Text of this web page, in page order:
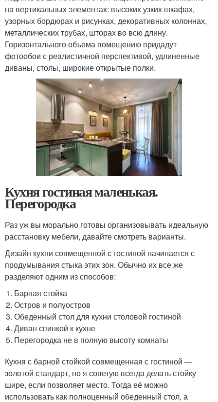
на вертикальных элементах: высоких узких шкафах,
узорных бордюрах и рисунках, декоративных колоннах,
металлических трубах, шторах во всю длину.
Горизонтального объема помещению придадут
фотообои с реалистичной перспективой, удлиненные
диваны, столы, широкие открытые полки.
Кухня гостиная маленькая.
Перегородка
Раз уж вы морально готовы организовывать идеальную
расстановку мебели, давайте смотреть варианты.
Дизайн кухни совмещенной с гостиной начинается с
продумывания стыка этих зон. Обычно их все же
разделяют одним из способов:
Барная стойка
Остров и полуостров
Обеденный стол для кухни столовой гостиной
Диван спинкой к кухне
Перегородка не в полную высоту комнаты
Кухня с барной стойкой совмещенная с гостиной —
золотой стандарт, но я советую всегда делать стойку
шире, если позволяет место. Тогда её можно
использовать как полноценный обеденный стол, а